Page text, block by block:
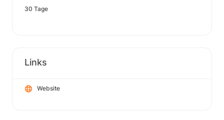
30 Tage
Links
Website